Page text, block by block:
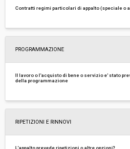
Contratti regimi particolari di appalto (speciale o
PROGRAMMAZIONE
Il lavoro o l'acquisto di bene o servizio e' stato
della programmazione
RIPETIZIONI E RINNOVI
L’appalto prevede ripetizioni o altre opzioni?